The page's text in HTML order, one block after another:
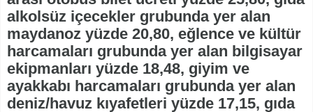
alkolsüz içecekler grubunda yer alan
maydanoz yüzde 20,80, eğlence ve kültür
harcamaları grubunda yer alan bilgisayar
ekipmanları yüzde 18,48, giyim ve
ayakkabı harcamaları grubunda yer alan
deniz/havuz kıyafetleri yüzde 17,15, gıda